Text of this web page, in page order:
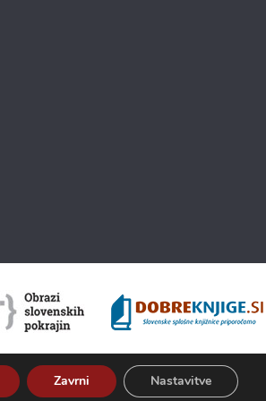
O Kamri Pogoji uporabe Izjava o dostopnosti
Zavrni Nastavitve